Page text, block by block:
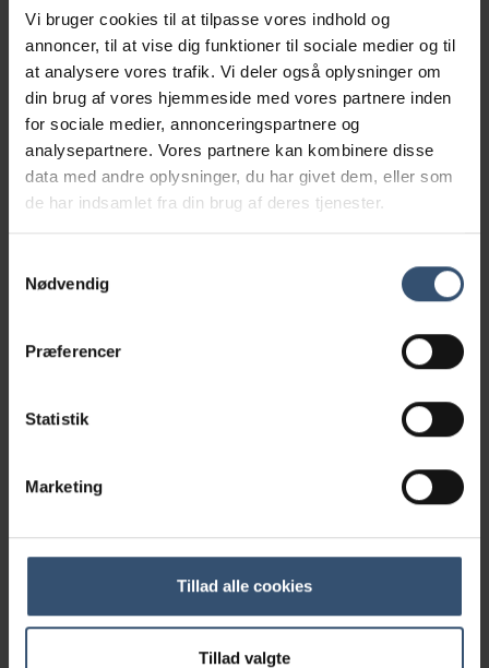
Vi bruger cookies til at tilpasse vores indhold og
annoncer, til at vise dig funktioner til sociale medier og til
at analysere vores trafik. Vi deler også oplysninger om
din brug af vores hjemmeside med vores partnere inden
for sociale medier, annonceringspartnere og
analysepartnere. Vores partnere kan kombinere disse
data med andre oplysninger, du har givet dem, eller som
de har indsamlet fra din brug af deres tjenester.
Nødvendig
Præferencer
Statistik
Marketing
Tillad alle cookies
Tillad valgte